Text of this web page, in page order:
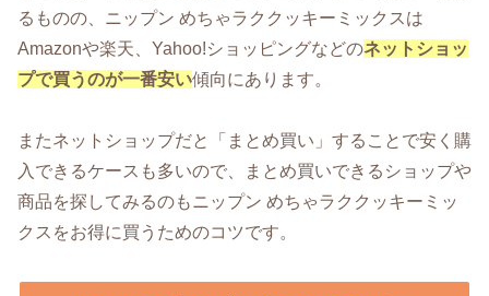
るものの、ニップン めちゃラククッキーミックスは
Amazonや楽天、Yahoo!ショッピングなどのネットショッ
プで買うのが一番安い傾向にあります。
またネットショップだと「まとめ買い」することで安く購
入できるケースも多いので、まとめ買いできるショップや
商品を探してみるのもニップン めちゃラククッキーミッ
クスをお得に買うためのコツです。